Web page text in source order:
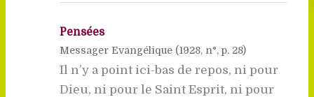
Pensées
Messager Evangélique (1928, n°, p. 28)
Il n’y a point ici-bas de repos, ni pour
Dieu, ni pour le Saint Esprit, ni pour